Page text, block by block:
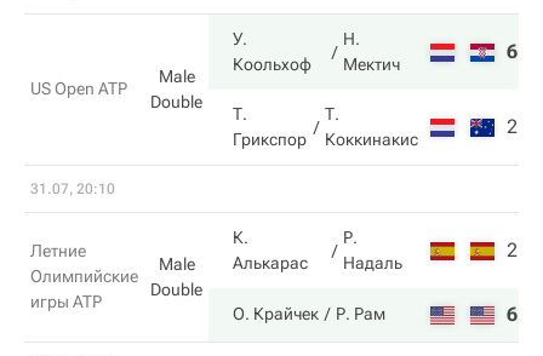
US Open ATP
Male
Double
У.
Коольхоф
Н.
Мектич
6
Т.
Грикспор
Т.
Коккинакис
2
31.07, 20:10
Летние
Олимпийские
игры ATP
Male
Double
К.
Алькарас
Р.
Надаль
2
О. Крайчек Р. Рам 6